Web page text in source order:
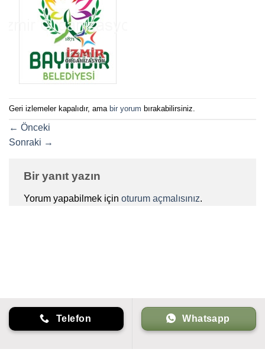
Geri izlemeler kapalıdır, ama bir yorum bırakabilirsiniz.
← Önceki
Sonraki →
Bir yanıt yazın
Yorum yapabilmek için oturum açmalısınız.
Telefon Whatsapp